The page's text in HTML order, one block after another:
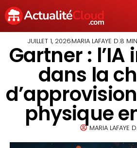
JUILLET 1, 2026MARIA LAFAYE D.8
Gartner : l’IA
dans la
physique
MARIA LAFAYE D.